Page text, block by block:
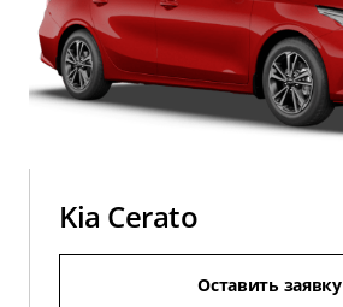
Kia Cerato
Оставить заявку